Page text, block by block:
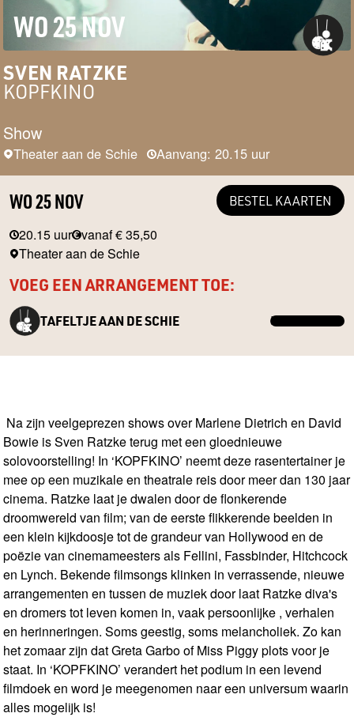
WO 25 NOV
SVEN RATZKE
KOPFKINO
Show
Theater aan de Schie Aanvang: 20.15 uur
Na zijn veelgeprezen shows over Marlene Dietrich en David
Bowie is Sven Ratzke terug met een gloednieuwe
solovoorstelling! In ‘KOPFKINO’ neemt deze rasentertainer je
mee op een muzikale en theatrale reis door meer dan 130 jaar
cinema. Ratzke laat je dwalen door de flonkerende
droomwereld van film; van de eerste flikkerende beelden in
een klein kijkdoosje tot de grandeur van Hollywood en de
poëzie van cinemameesters als Fellini, Fassbinder, Hitchcock
en Lynch. Bekende filmsongs klinken in verrassende, nieuwe
arrangementen en tussen de muziek door laat Ratzke diva's
en dromers tot leven komen in, vaak persoonlijke , verhalen
en herinneringen. Soms geestig, soms melancholiek. Zo kan
het zomaar zijn dat Greta Garbo of Miss Piggy plots voor je
staat. In ‘KOPFKINO’ verandert het podium in een levend
filmdoek en word je meegenomen naar een universum waarin
alles mogelijk is!
WO 25 NOV BESTEL KAARTEN
20.15 uur vanaf € 35,50
Theater aan de Schie
VOEG EEN ARRANGEMENT TOE:
TAFELTJE AAN DE SCHIE MEER INFO →